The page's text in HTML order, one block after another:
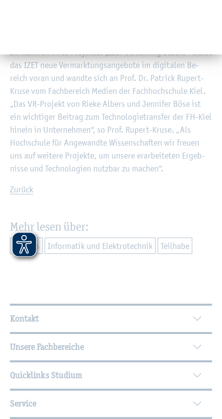
Im Rah­men ihres Pro­jek­tes „IZET Strea­ming Stu­dio“ treibt
das IZET neue Ver­mark­tungs­an­ge­bo­te im di­gi­ta­len Be­
reich voran und wand­te sich an Prof. Dr. Pa­trick Ru­pert-
Kruse vom Fach­be­reich Me­di­en der Fach­hoch­schu­le Kiel.
„Das VR-Pro­jekt von Rieke Al­bers und Jen­ni­fer Böse ist
ein wich­ti­ger Bei­trag zum Tech­no­lo­gie­trans­fer der FH-Kiel
hin­ein in Un­ter­neh­men“, so Prof. Ru­pert-Kruse. „Als
Hoch­schu­le für An­ge­wand­te Wis­sen­schaf­ten wir freu­en
uns auf wei­te­re Pro­jek­te, um un­se­re er­ar­bei­te­ten Er­geb­
nis­se und Tech­no­lo­gi­en nutz­bar zu ma­chen“.
Zu­rück
Mehr lesen über:
Cam­pus In­for­ma­tik und Elek­tro­tech­nik Teil­ha­be
Wei­ter­füh­ren­de In­for­ma­tio­nen
Kontakt
Unsere Fachbereiche
Quicklinks Studium
Service